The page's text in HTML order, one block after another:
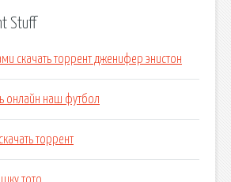
Stuff
скачать торрент дженифер энистон
онлайн наш футбол
торрент